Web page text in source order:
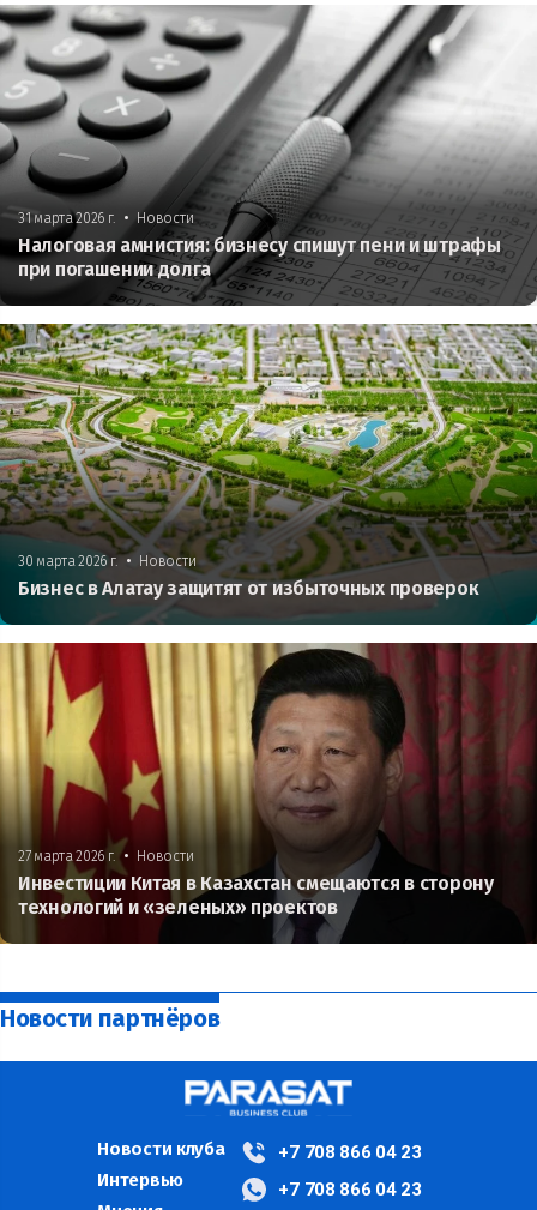
31 марта 2026 г. • Новости
Налоговая амнистия: бизнесу спишут пени и штрафы
при погашении долга
30 марта 2026 г. • Новости
Бизнес в Алатау защитят от избыточных проверок
27 марта 2026 г. • Новости
Инвестиции Китая в Казахстан смещаются в сторону
технологий и «зеленых» проектов
Новости партнёров
Новости клуба
Интервью
+7 708 866 04 23
+7 708 866 04 23